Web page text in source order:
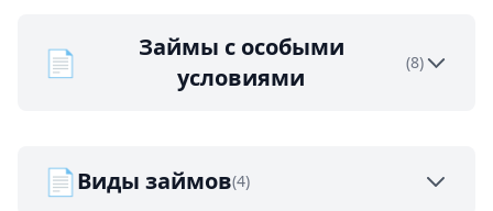
📄
Займы с особыми
условиями
(8)
📄Виды займов(4)